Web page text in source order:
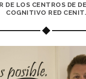
DE LOS CENTROS DE
COGNITIVO RED CENIT.